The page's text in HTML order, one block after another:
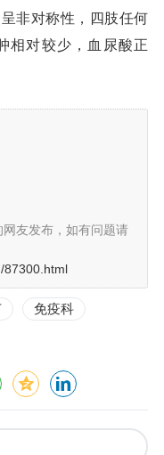
非对称性，四肢任何
相对较少，血尿酸正
网友发布，如有问题请
87300.html
免疫科